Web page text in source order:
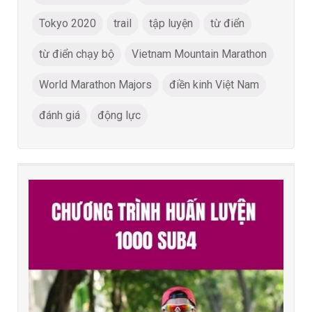
Tokyo 2020 trail tập luyện từ điển
từ điển chạy bộ Vietnam Mountain Marathon
World Marathon Majors điền kinh Việt Nam
đánh giá động lực